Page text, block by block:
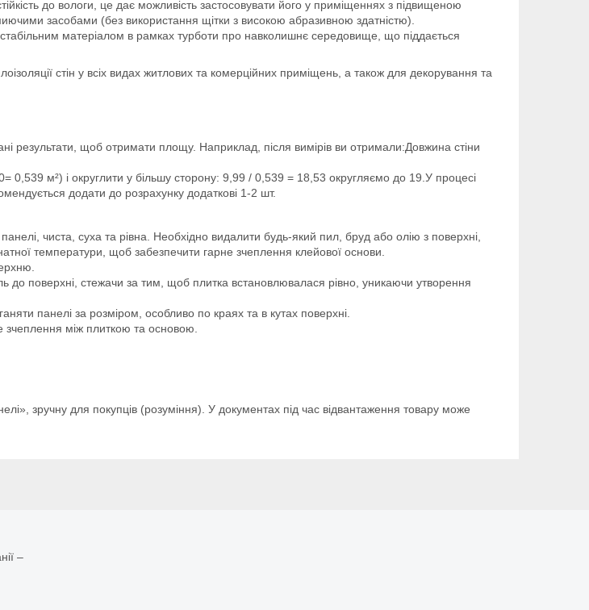
до вологи, це дає можливість застосовувати його у приміщеннях з підвищеною
засобами (без використання щітки з високою абразивною здатністю).
матеріалом в рамках турботи про навколишнє середовище, що піддається
стін у всіх видах житлових та комерційних приміщень, а також для декорування та
результати, щоб отримати площу. Наприклад, після вимірів ви отримали:Довжина стіни
м²) і округлити у більшу сторону: 9,99 / 0,539 = 18,53 округляємо до 19.У процесі
додати до розрахунку додаткові 1-2 шт.
чиста, суха та рівна. Необхідно видалити будь-який пил, бруд або олію з поверхні,
температури, щоб забезпечити гарне зчеплення клейової основи.
до поверхні, стежачи за тим, щоб плитка встановлювалася рівно, уникаючи утворення
панелі за розміром, особливо по краях та в кутах поверхні.
зчеплення між плиткою та основою.
зручну для покупців (розуміння). У документах під час відвантаження товару може
–